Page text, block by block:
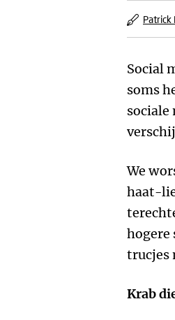
Patrick
Social
soms
sociale
We
haat-
hogere
trucjes
Krab